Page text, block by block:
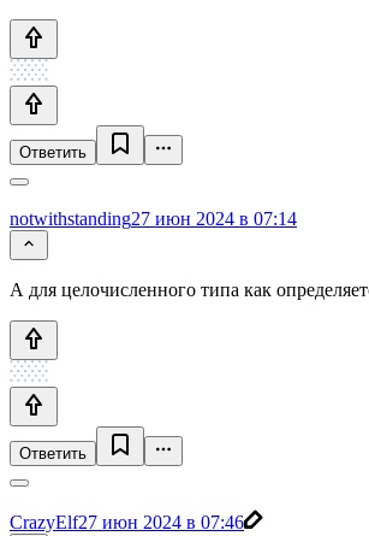
Ответить
notwithstanding27 июн 2024 в 07:14
А для целочисленного типа как
Ответить
CrazyElf27 июн 2024 в 07:46